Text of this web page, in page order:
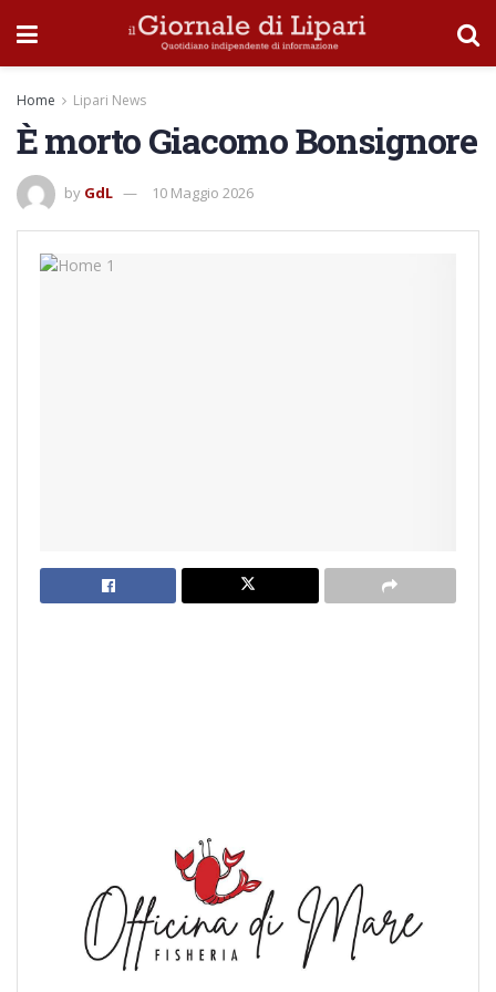
Home Lipari News
È morto Giacomo Bonsignore
by GdL 10 Maggio 2026